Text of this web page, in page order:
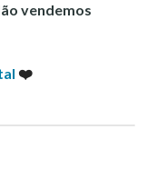
vendemos
❤️